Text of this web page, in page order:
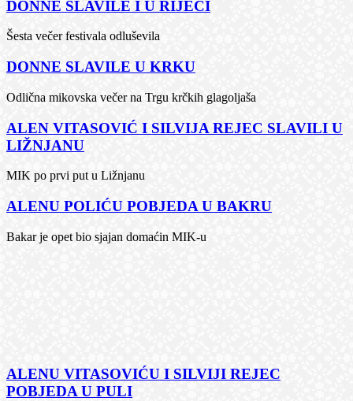
DONNE SLAVILE I U RIJECI
Šesta večer festivala odluševila
DONNE SLAVILE U KRKU
Odlična mikovska večer na Trgu krčkih glagoljaša
ALEN VITASOVIĆ I SILVIJA REJEC SLAVILI U
LIŽNJANU
MIK po prvi put u Ližnjanu
ALENU POLIĆU POBJEDA U BAKRU
Bakar je opet bio sjajan domaćin MIK-u
ALENU VITASOVIĆU I SILVIJI REJEC
POBJEDA U PULI